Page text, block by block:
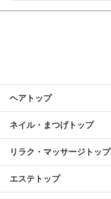
ヘアトップ
ネイル・まつげトップ
リラク・マッサージトップ
エステトップ